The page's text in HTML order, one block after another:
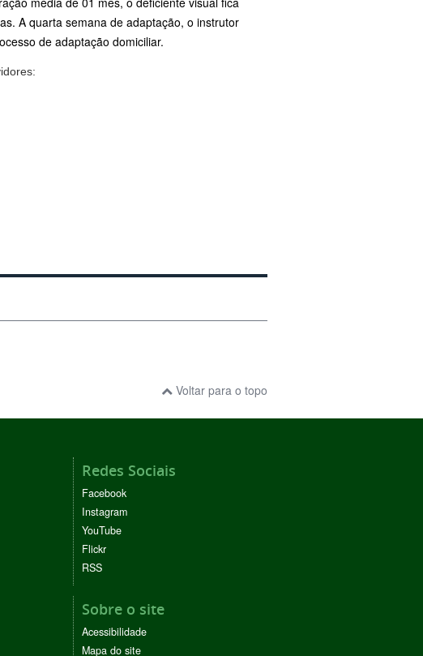
A quarta semana de adaptação, o instrutor
de adaptação domiciliar.
Voltar para o topo
Redes Sociais
Facebook
Instagram
YouTube
Flickr
RSS
Sobre o site
Acessibilidade
Mapa do site